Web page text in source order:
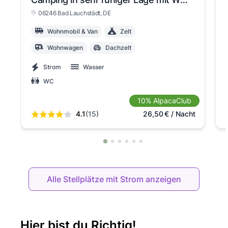
06246 Bad Lauchstädt, DE
Wohnmobil & Van Zelt
Wohnwagen Dachzelt
Strom
Wasser
WC
4.1(15)
10% AlpacaClub
26,50€/ Nacht
Alle Stellplätze mit Strom anzeigen